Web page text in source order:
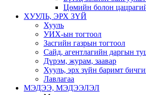
Цөмийн болон
ХУУЛЬ, ЭРХ ЗҮЙ
Хууль
УИХ-ын тогтоол
Засгийн газрын тогтоол
Сайд, агентлагийн даргын
Дүрэм, журам, заавар
Хууль, эрх зүйн баримт
Лавлагаа
МЭДЭЭ, МЭДЭЭЛЭЛ